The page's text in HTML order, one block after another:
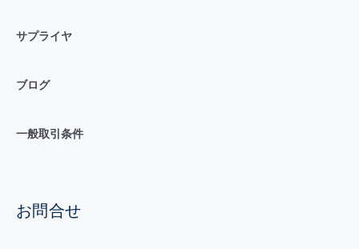
サプライヤ
ブログ
一般取引条件
お問合せ